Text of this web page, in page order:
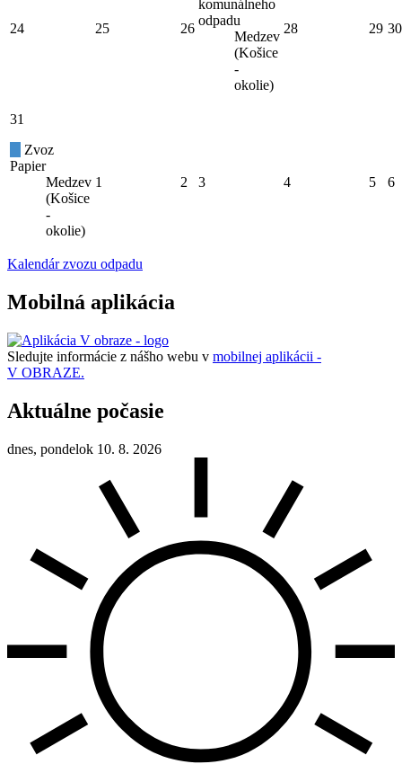
24 25 26
komunálneho
odpadu
Medzev
(Košice
-
okolie)
28 29 30
31
Zvoz
Papier
Medzev
(Košice
-
okolie)
1 2 3 4 5 6
Kalendár zvozu odpadu
Mobilná aplikácia
Sledujte informácie z nášho webu v mobilnej aplikácii -
V OBRAZE.
Aktuálne počasie
dnes, pondelok 10. 8. 2026